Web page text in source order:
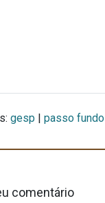
gesp | passo fundo
comentário